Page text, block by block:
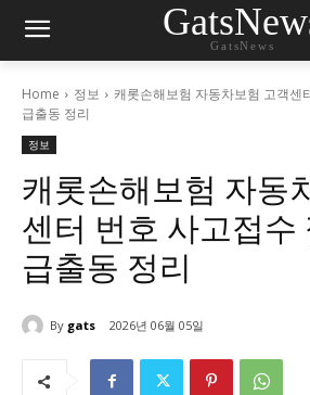
GatsNews
Home 정보
캐롯손해보험 자동차보험 고객센
급출동 정리
정보
캐롯손해보험 자동
센터 번호 사고접수
급출동 정리
By gats 2026년 06월 05일